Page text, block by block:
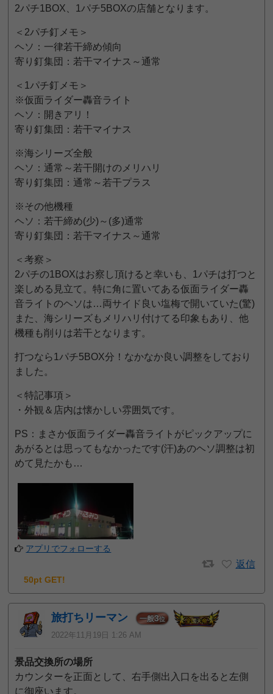
2パチ1BOX、1パチ5BOXの店舗となります。
＜2パチ釘メモ＞
ヘソ：一律若干締め傾向
寄り釘集団：若干マイナス～通常
＜1パチ釘メモ＞
※仮面ライダー轟音ライト
ヘソ：開きアリ！
寄り釘集団：若干マイナス
※海シリーズ全般
ヘソ：通常～若干開けのメリハリ
寄り釘集団：通常～若干プラス
※その他機種
ヘソ：若干締め(少)～(多)通常
寄り釘集団：若干マイナス～通常
＜考察＞
2パチの1BOXはお察し頂けると幸いも、1パチは打つと
楽しめる見立て。特に角に置いてある仮面ライダー轟
音ライトのヘソは…両サイド良い塩梅で開いていた(驚)
また、海シリーズもメリハリ付けてる印象もあり、他
機種も削りは若干となります。
打つなら1パチ5BOX分！なかなか良い調整をしており
ました。
＜特記事項＞
・外観＆店内は懐かしい雰囲気です。
PS：まさか仮面ライダー轟音ライトがピックアップに
あがるとは思ってもなかったです(汗)あのヘソ調整は初
めて見たかも…
アプリでフォローする
返信
50pt GET!
旅打ちリーマン 一般3位
2022年11月19日 1:26 AM
景品交換所の場所
カウンターを正面として、右手側出入口を出ると左側
に御座います。